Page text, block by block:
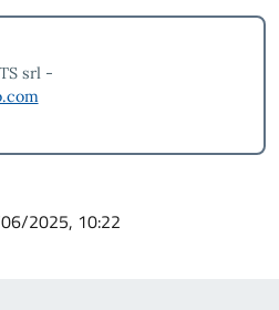
srl -
2025, 10:22